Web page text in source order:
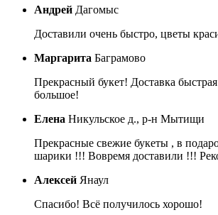
Андрей Дагомыс
Доставили очень быстро, цветы
Маргарита Баграмово
Прекрасный букет! Доставка
большое!
Елена Никульское д., р-н Мытищи
Прекрасные свежие букеты , в
шарики !!! Вовремя доставили !!!
Алексей Янаул
Спасибо! Всё получилось хорошо!